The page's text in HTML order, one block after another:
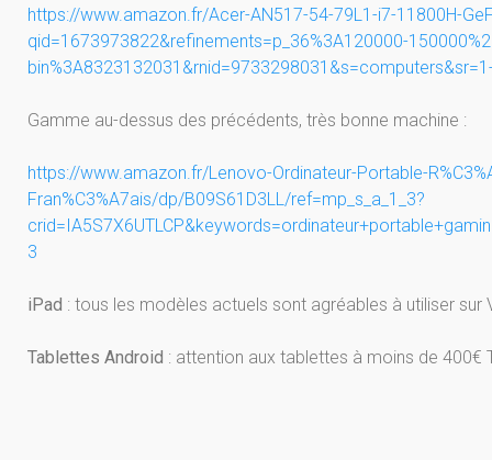
https://www.amazon.fr/Acer-AN517-54-79L1-i7-11800H-
qid=1673973822&refinements=p_36%3A120000-
Gamme au-dessus des précédents, très bonne machine :
https://www.amazon.fr/Lenovo-Ordinateur-Portable-
Fran%C3%A7ais/dp/B09S61D3LL/ref=mp_s_a_1_3?
3
iPad : tous les modèles actuels sont agréables à utiliser sur
Tablettes Android : attention aux tablettes à moins de 400€